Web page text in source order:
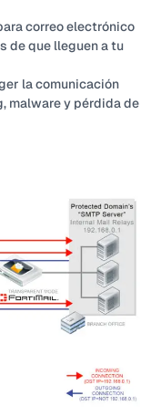
correo electrónico
de que lleguen a tu
la comunicación
malware y pérdida de